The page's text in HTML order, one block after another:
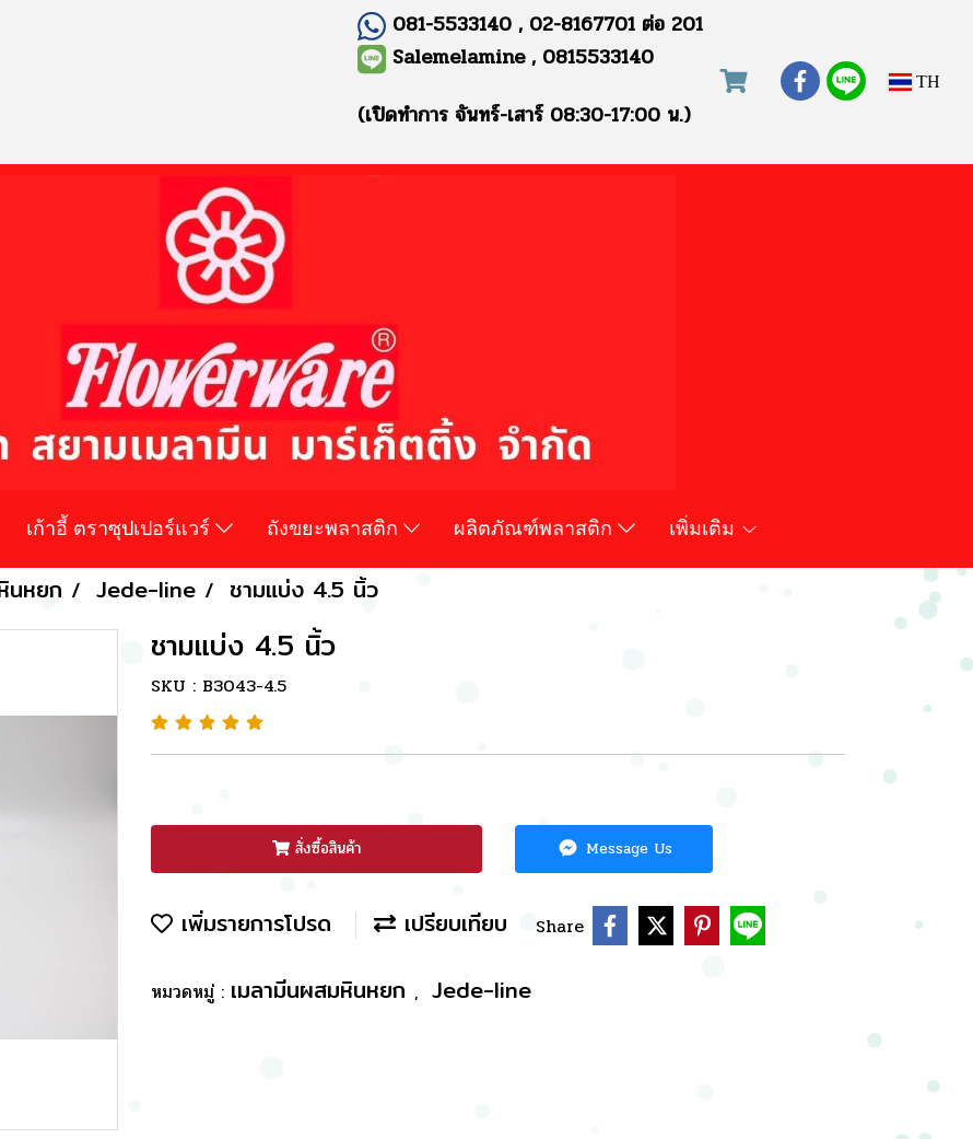
081-5533140 , 02-8167701 ต่อ 201
Salemelamine , 0815533140
(เปิดทำการ จันทร์-เสาร์ 08:30-17:00 น.)
TH
เก้าอี้ ตราซุปเปอร์แวร์ ถังขยะพลาสติก ผลิตภัณฑ์พลาสติก เพิ่มเติม
นหยก Jede-line ชามแบ่ง 4.5 นิ้ว
ชามแบ่ง 4.5 นิ้ว
SKU : B3043-4.5
สั่งซื้อสินค้า Message Us
เพิ่มรายการโปรด เปรียบเทียบ Share
หมวดหมู่ : เมลามีนผสมหินหยก , Jede-line